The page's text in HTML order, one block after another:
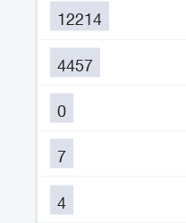
12214
4457
0
7
4